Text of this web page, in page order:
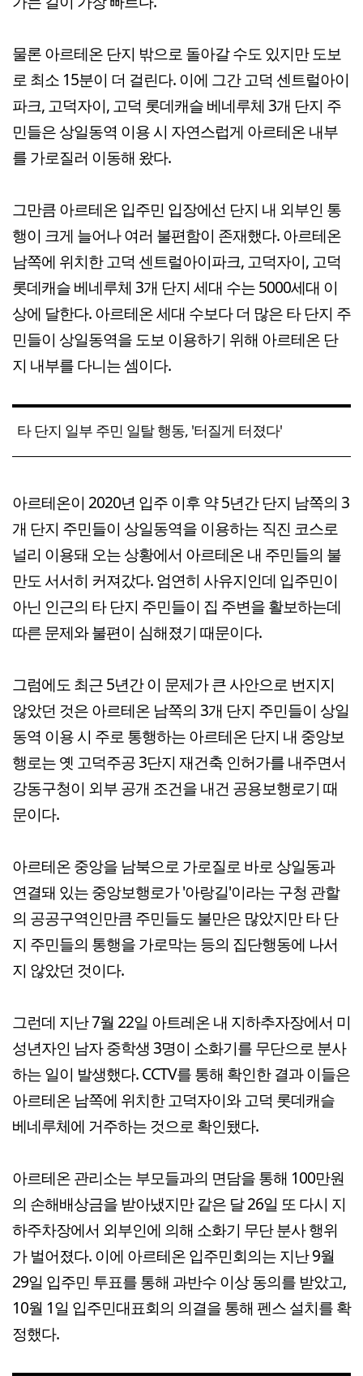
물론 아르테온 단지 밖으로 돌아갈 수도 있지만 도보
로 최소 15분이 더 걸린다. 이에 그간 고덕 센트럴아이
파크, 고덕자이, 고덕 롯데캐슬 베네루체 3개 단지 주
민들은 상일동역 이용 시 자연스럽게 아르테온 내부
를 가로질러 이동해 왔다.
그만큼 아르테온 입주민 입장에선 단지 내 외부인 통
행이 크게 늘어나 여러 불편함이 존재했다. 아르테온
남쪽에 위치한 고덕 센트럴아이파크, 고덕자이, 고덕
롯데캐슬 베네루체 3개 단지 세대 수는 5000세대 이
상에 달한다. 아르테온 세대 수보다 더 많은 타 단지 주
민들이 상일동역을 도보 이용하기 위해 아르테온 단
지 내부를 다니는 셈이다.
타 단지 일부 주민 일탈 행동, '터질게 터졌다'
아르테온이 2020년 입주 이후 약 5년간 단지 남쪽의 3
개 단지 주민들이 상일동역을 이용하는 직진 코스로
널리 이용돼 오는 상황에서 아르테온 내 주민들의 불
만도 서서히 커져갔다. 엄연히 사유지인데 입주민이
아닌 인근의 타 단지 주민들이 집 주변을 활보하는데
따른 문제와 불편이 심해졌기 때문이다.
그럼에도 최근 5년간 이 문제가 큰 사안으로 번지지
않았던 것은 아르테온 남쪽의 3개 단지 주민들이 상일
동역 이용 시 주로 통행하는 아르테온 단지 내 중앙보
행로는 옛 고덕주공 3단지 재건축 인허가를 내주면서
강동구청이 외부 공개 조건을 내건 공용보행로기 때
문이다.
아르테온 중앙을 남북으로 가로질로 바로 상일동과
연결돼 있는 중앙보행로가 '아랑길'이라는 구청 관할
의 공공구역인만큼 주민들도 불만은 많았지만 타 단
지 주민들의 통행을 가로막는 등의 집단행동에 나서
지 않았던 것이다.
그런데 지난 7월 22일 아트레온 내 지하추자장에서 미
성년자인 남자 중학생 3명이 소화기를 무단으로 분사
하는 일이 발생했다. CCTV를 통해 확인한 결과 이들은
아르테온 남쪽에 위치한 고덕자이와 고덕 롯데캐슬
베네루체에 거주하는 것으로 확인됐다.
아르테온 관리소는 부모들과의 면담을 통해 100만원
의 손해배상금을 받아냈지만 같은 달 26일 또 다시 지
하주차장에서 외부인에 의해 소화기 무단 분사 행위
가 벌어졌다. 이에 아르테온 입주민회의는 지난 9월
29일 입주민 투표를 통해 과반수 이상 동의를 받았고,
10월 1일 입주민대표회의 의결을 통해 펜스 설치를 확
정했다.